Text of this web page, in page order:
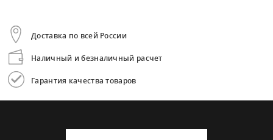
Доставка по всей России
Наличный и безналичный расчет
Гарантия качества товаров